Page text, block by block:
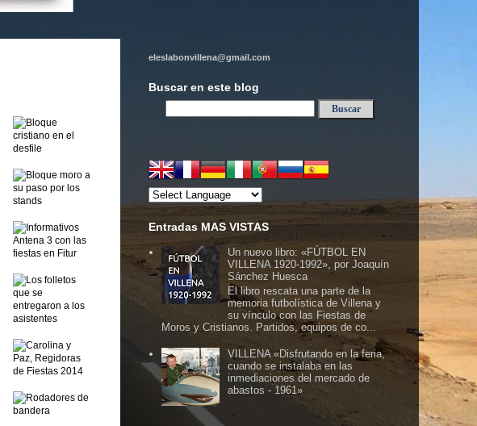
eleslabonvillena@gmail.com
Buscar en este blog
Entradas MAS VISTAS
Un nuevo libro: «FÚTBOL EN
VILLENA 1920-1992», por Joaquín
Sánchez Huesca
El libro rescata una parte de la
memoria futbolística de Villena y
su vínculo con las Fiestas de
Moros y Cristianos. Partidos, equipos de co...
VILLENA «Disfrutando en la feria,
cuando se instalaba en las
inmediaciones del mercado de
abastos - 1961»